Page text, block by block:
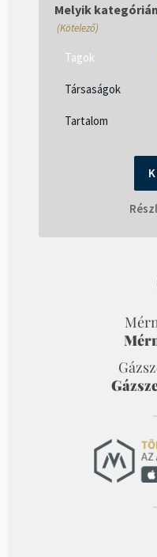
Melyik
(Kötelező)
Tagok
Társaságok
Tartalom